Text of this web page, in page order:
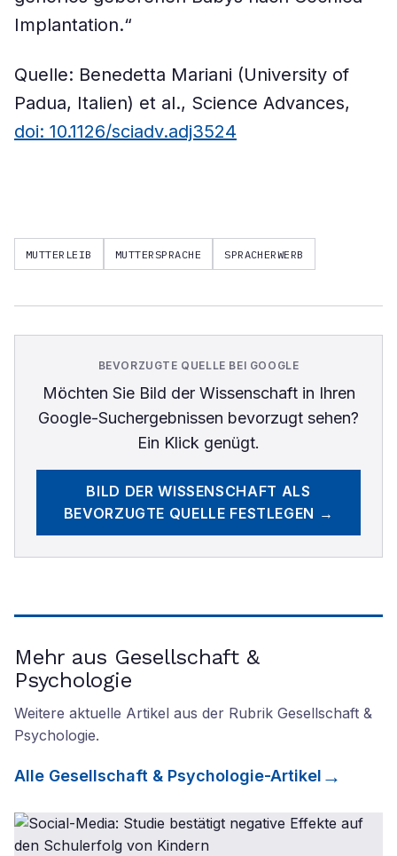
Implantation.“
Quelle: Benedetta Mariani (University of
Padua, Italien) et al., Science Advances,
doi: 10.1126/sciadv.adj3524
MUTTERLEIB MUTTERSPRACHE SPRACHERWERB
BEVORZUGTE QUELLE BEI GOOGLE
Möchten Sie Bild der Wissenschaftin Ihren
Google-Suchergebnissen bevorzugt sehen?
Ein Klick genügt.
BILD DER WISSENSCHAFT ALS
BEVORZUGTE QUELLE FESTLEGEN →
Mehr aus Gesellschaft &
Psychologie
Weitere aktuelle Artikel aus der Rubrik Gesellschaft &
Psychologie.
Alle Gesellschaft & Psychologie-Artikel